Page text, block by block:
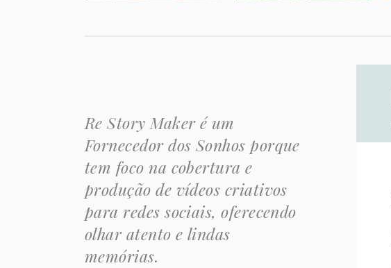
Re Story Maker é um
Fornecedor dos Sonhos porque
tem foco na cobertura e
produção de vídeos criativos
para redes sociais, oferecendo
olhar atento e lindas
memórias.